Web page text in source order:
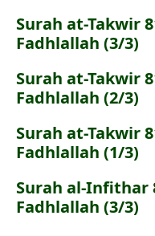
Surah at-Takwir
Fadhlallah (3/3)
Surah at-Takwir
Fadhlallah (2/3)
Surah at-Takwir
Fadhlallah (1/3)
Surah al-Infithar
Fadhlallah (3/3)